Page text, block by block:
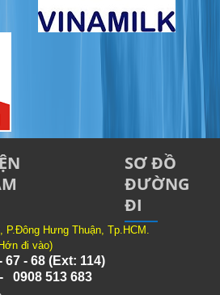
Hưng Thuận, Tp.HCM.
đi vào)
67 - 68 (Ext: 114)
0908 513 683
SƠ ĐỒ
ĐƯỜNG
ĐI